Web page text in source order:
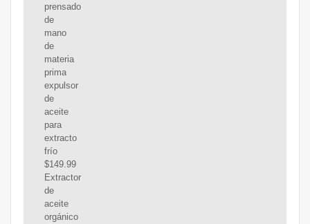
prensado
de
mano
de
materia
prima
expulsor
de
aceite
para
extracto
frío
$149.99
Extractor
de
aceite
orgánico